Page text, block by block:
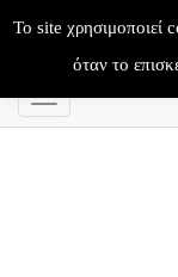
Menu
To site χρησιμοποιεί
όταν το